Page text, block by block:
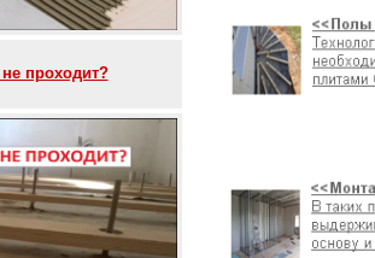
не проходит?